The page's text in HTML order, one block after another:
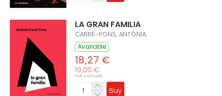
LA GRAN FAMILIA
CARRÉ-PONS, ANTÒNIA
Available
18,27 €
19,00 €
IVA incluido
Buy